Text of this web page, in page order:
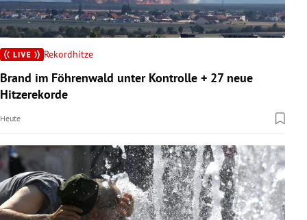
Rekordhitze
Brand im Föhrenwald unter Kontrolle + 27 neue
Hitzerekorde
Heute